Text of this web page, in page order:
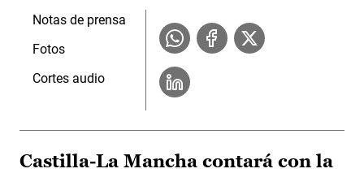
Notas de prensa
Fotos
Cortes audio
Castilla-La Mancha contará con la